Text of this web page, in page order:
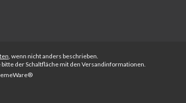
, wenn nicht anders beschrieben.
der Schaltfläche mit den Versandinformationen.